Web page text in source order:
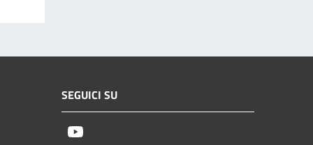
SEGUICI SU